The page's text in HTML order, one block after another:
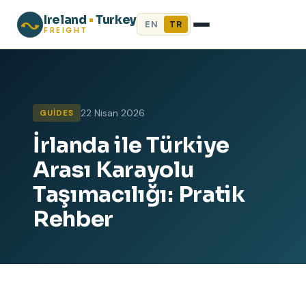
Ireland •Turkey
FREIGHT EN TR
GUIDES 22 Nisan 2026
İrlanda ile Türkiye
Arası Karayolu
Taşımacılığı: Pratik
Rehber